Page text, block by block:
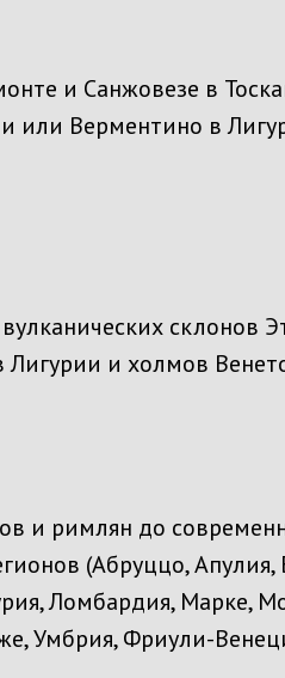
и Санжовезе в
или Верментино в
склонов
Лигурии и холмов
и римлян до
(Абруццо, Апулия,
Ломбардия, Марке,
Умбрия, Фриули-